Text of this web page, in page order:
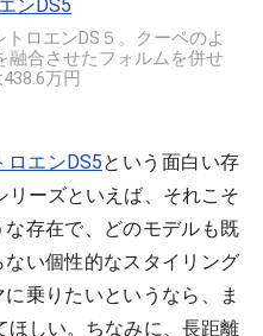
ロエンDS５。クーペのよ
融合させたフォルムを併せ
万円
ロエンDS5という面白い存
リーズといえば、それこそ
存在で、どのモデルも既
い個性的なスタイリング
乗りたいというなら、ま
ほしい。ちなみに、長距離